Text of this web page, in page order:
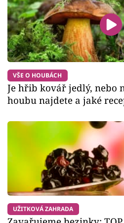
VŠE O HOUBÁCH
Je hřib kovář jedlý, nebo
houbu najdete a jaké
UŽITKOVÁ ZAHRADA